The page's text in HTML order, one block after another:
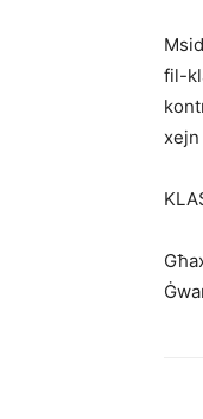
fil-
xejn